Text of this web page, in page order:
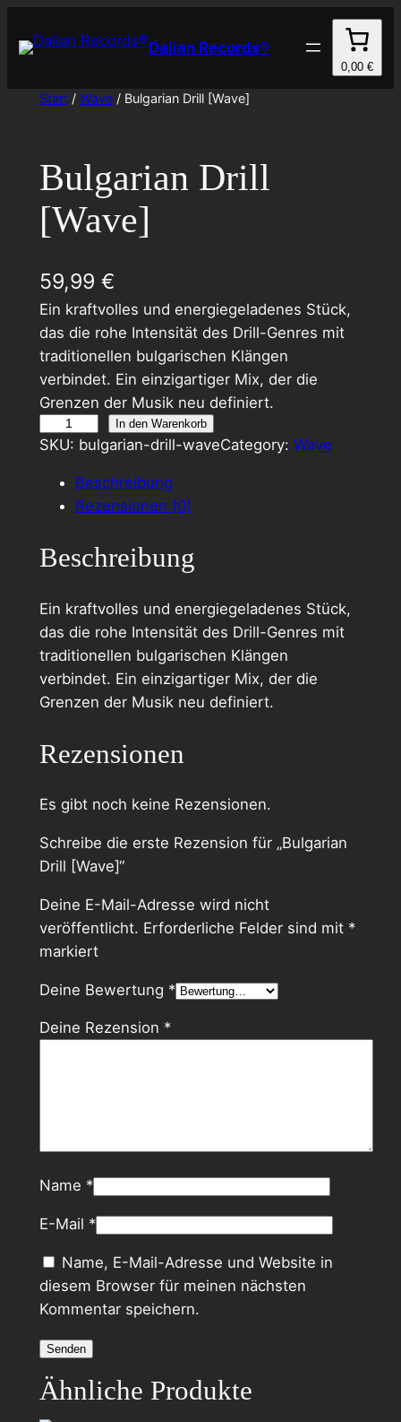
Inhalt
Dalian Records®
0,00 €
Start/ Wave/ Bulgarian Drill [Wave]
Bulgarian Drill
[Wave]
59,99 €
Ein kraftvolles und energiegeladenes Stück,
das die rohe Intensität des Drill-Genres mit
traditionellen bulgarischen Klängen
verbindet. Ein einzigartiger Mix, der die
Grenzen der Musik neu definiert.
u
i
n
D
r
i
l
[
a
e
]
e
n
g
e
In den Warenkorb
SKU: bulgarian-drill-waveCategory: Wave
Beschreibung
Rezensionen (0)
Beschreibung
Ein kraftvolles und energiegeladenes Stück,
das die rohe Intensität des Drill-Genres mit
traditionellen bulgarischen Klängen
verbindet. Ein einzigartiger Mix, der die
Grenzen der Musik neu definiert.
Rezensionen
Es gibt noch keine Rezensionen.
Schreibe die erste Rezension für „Bulgarian
Drill [Wave]“
Deine E-Mail-Adresse wird nicht
veröffentlicht. Erforderliche Felder sind mit *
markiert
Deine Bewertung *
Deine Rezension *
Name *
E-Mail *
Name, E-Mail-Adresse und Website in
diesem Browser für meinen nächsten
Kommentar speichern.
Ähnliche Produkte